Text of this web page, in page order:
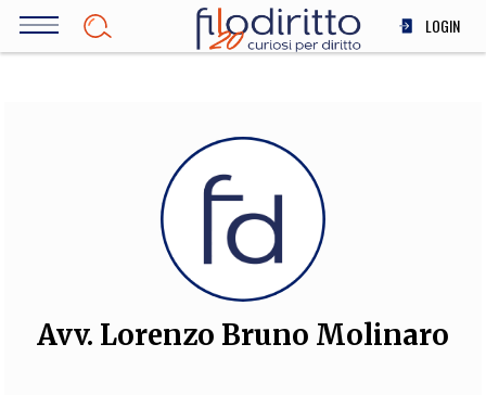
Salta
LOGIN
SOCIETÀ
MEDICINA
SCIENZA
STORIA E FILOSOFIA
INNOVAZIONE
ALTRO
Avv. Lorenzo Bruno Molinaro